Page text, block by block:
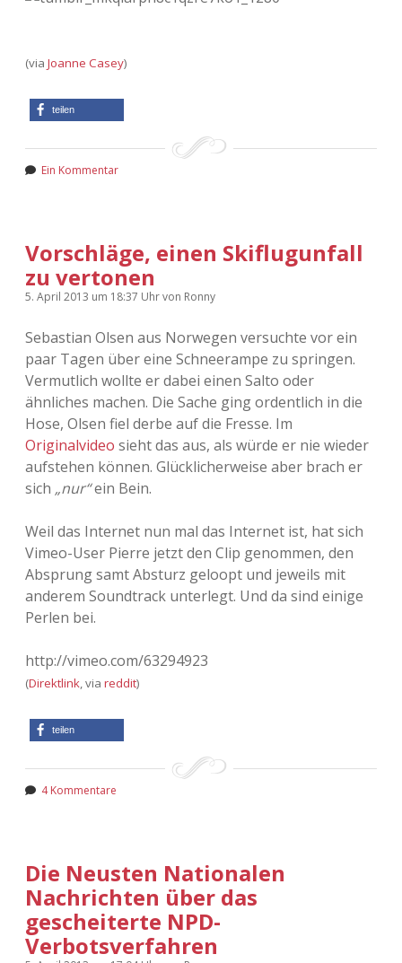
(via Joanne Casey)
teilen
Ein Kommentar
Vorschläge, einen Skiflugunfall
zu vertonen
5. April 2013 um 18:37 Uhrvon Ronny
Sebastian Olsen aus Norwegen versuchte vor ein
paar Tagen über eine Schneerampe zu springen.
Vermutlich wollte er dabei einen Salto oder
ähnliches machen. Die Sache ging ordentlich in die
Hose, Olsen fiel derbe auf die Fresse. Im
Originalvideo sieht das aus, als würde er nie wieder
aufstehen können. Glücklicherweise aber brach er
sich „nur“ein Bein.
Weil das Internet nun mal das Internet ist, hat sich
Vimeo-User Pierre jetzt den Clip genommen, den
Absprung samt Absturz geloopt und jeweils mit
anderem Soundtrack unterlegt. Und da sind einige
Perlen bei.
http://vimeo.com/63294923
(Direktlink, via reddit)
teilen
4 Kommentare
Die Neusten Nationalen
Nachrichten über das
gescheiterte NPD-
Verbotsverfahren